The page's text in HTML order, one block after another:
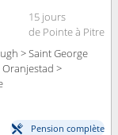
15 jours
de Pointe à Pitre
> Saint George
>
Pension complète